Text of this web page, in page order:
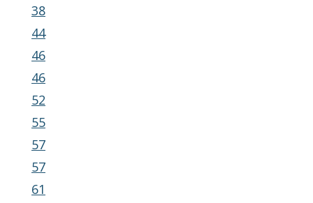
38
44
46
46
52
55
57
57
61